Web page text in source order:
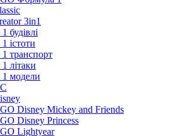
3in1
будівлі
істоти
1 транспорт
літаки
1 модели
Disney Mickey and Friends
Disney Princess
Lightyear